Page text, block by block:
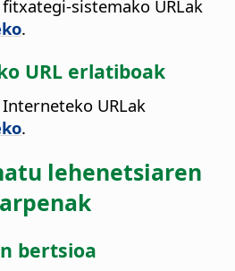
sistemako URLak
.
URL erlatiboak
URLak
.
lehenetsiaren
bertsioa